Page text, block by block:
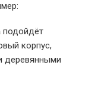
подойдёт
корпус,
деревянными